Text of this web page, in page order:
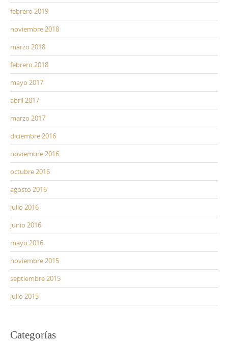
febrero 2019
noviembre 2018
marzo 2018
febrero 2018
mayo 2017
abril 2017
marzo 2017
diciembre 2016
noviembre 2016
octubre 2016
agosto 2016
julio 2016
junio 2016
mayo 2016
noviembre 2015
septiembre 2015
julio 2015
Categorías